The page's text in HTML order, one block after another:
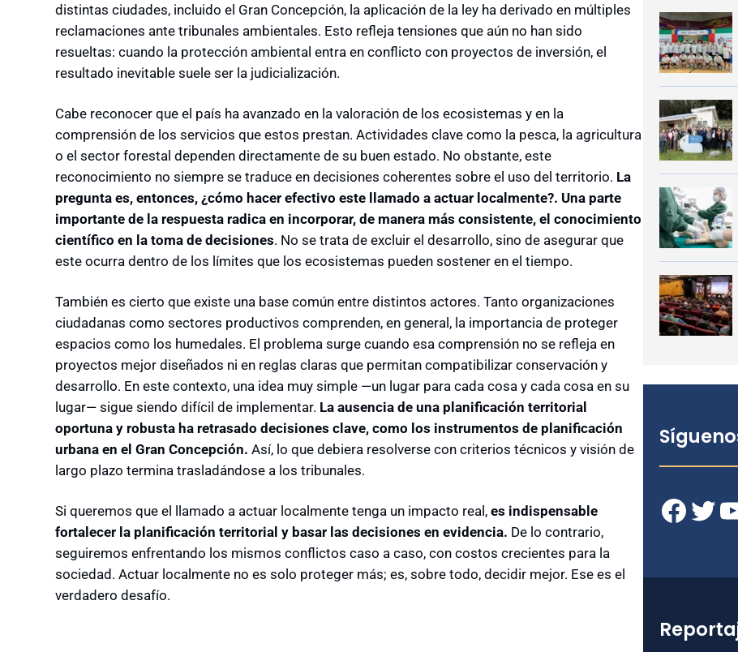
distintas ciudades, incluido el Gran Concepción, la aplicación de la ley ha derivado en múltiples
reclamaciones ante tribunales ambientales. Esto refleja tensiones que aún no han sido
resueltas: cuando la protección ambiental entra en conflicto con proyectos de inversión, el
resultado inevitable suele ser la judicialización.
Cabe reconocer que el país ha avanzado en la valoración de los ecosistemas y en la
comprensión de los servicios que estos prestan. Actividades clave como la pesca, la agricultura
o el sector forestal dependen directamente de su buen estado. No obstante, este
reconocimiento no siempre se traduce en decisiones coherentes sobre el uso del territorio. La
pregunta es, entonces, ¿cómo hacer efectivo este llamado a actuar localmente?. Una parte
importante de la respuesta radica en incorporar, de manera más consistente, el conocimiento
científico en la toma de decisiones. No se trata de excluir el desarrollo, sino de asegurar que
este ocurra dentro de los límites que los ecosistemas pueden sostener en el tiempo.
También es cierto que existe una base común entre distintos actores. Tanto organizaciones
ciudadanas como sectores productivos comprenden, en general, la importancia de proteger
espacios como los humedales. El problema surge cuando esa comprensión no se refleja en
proyectos mejor diseñados ni en reglas claras que permitan compatibilizar conservación y
desarrollo. En este contexto, una idea muy simple —un lugar para cada cosa y cada cosa en su
lugar— sigue siendo difícil de implementar. La ausencia de una planificación territorial
oportuna y robusta ha retrasado decisiones clave, como los instrumentos de planificación
urbana en el Gran Concepción. Así, lo que debiera resolverse con criterios técnicos y visión de
largo plazo termina trasladándose a los tribunales.
Si queremos que el llamado a actuar localmente tenga un impacto real, es indispensable
fortalecer la planificación territorial y basar las decisiones en evidencia. De lo contrario,
seguiremos enfrentando los mismos conflictos caso a caso, con costos crecientes para la
sociedad. Actuar localmente no es solo proteger más; es, sobre todo, decidir mejor. Ese es el
verdadero desafío.
Facebook Twitter YouTube